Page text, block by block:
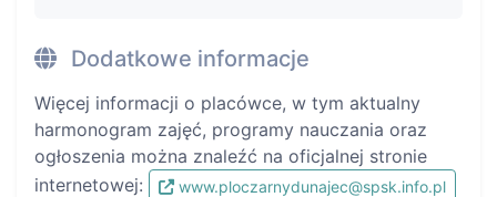
Dodatkowe informacje
Więcej informacji o placówce, w tym aktualny
harmonogram zajęć, programy nauczania oraz
ogłoszenia można znaleźć na oficjalnej stronie
internetowej:
www.ploczarnydunajec@spsk.info.pl